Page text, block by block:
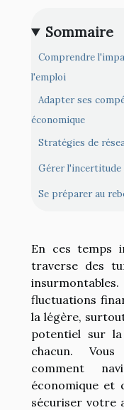
Sommaire
Comprendre
l'emploi
Adapter ses
économique
Stratégies de
Gérer l'incertitude
Se préparer au
En ces temps
traverse des
fluctuations
la légère,
potentiel sur
chacun.
comment
économique et
sécuriser votre